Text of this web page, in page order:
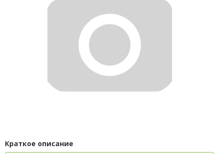
Краткое описание